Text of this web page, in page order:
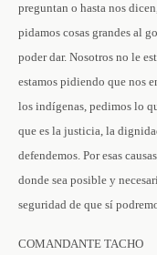
preguntan o hasta nos
pidamos cosas grandes al
poder dar. Nosotros no le
estamos pidiendo que nos
los indígenas, pedimos lo
que es la justicia, la
defendemos. Por esas
donde sea posible y
seguridad de que sí
COMANDANTE TACHO